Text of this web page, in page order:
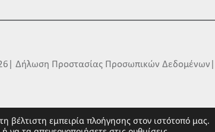
Δήλωση Προστασίας Προσωπικών
βέλτιστη εμπειρία πλοήγησης στον ιστότοπό μας.